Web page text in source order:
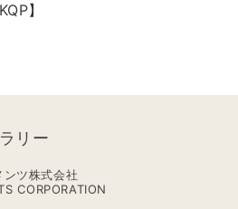
】
】
リー
ンツ株式会社
CORPORATION